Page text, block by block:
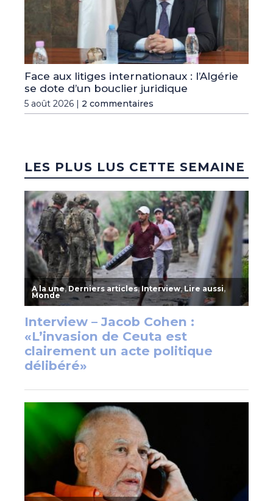
Face aux litiges internationaux : l’Algérie
se dote d’un bouclier juridique
5 août 2026 | 2 commentaires
LES PLUS LUS CETTE SEMAINE